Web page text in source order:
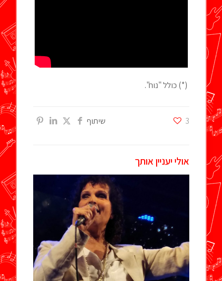
(*) כולל "נוח".
שיתוף 3
אולי יעניין אותך